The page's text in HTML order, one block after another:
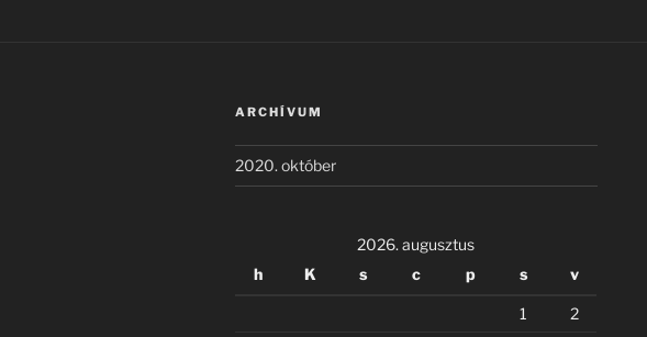
ARCHÍVUM
2020. október
2026. augusztus
h
K s c p s v
1 2